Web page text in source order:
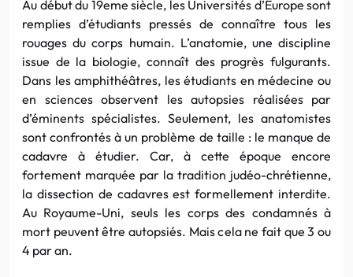
Au début du 19eme siècle, les Universités d’Europe sont
remplies d’étudiants pressés de connaître tous les
rouages du corps humain. L’anatomie, une discipline
issue de la biologie, connaît des progrès fulgurants.
Dans les amphithéâtres, les étudiants en médecine ou
en sciences observent les autopsies réalisées par
d’éminents spécialistes. Seulement, les anatomistes
sont confrontés à un problème de taille : le manque de
cadavre à étudier. Car, à cette époque encore
fortement marquée par la tradition judéo-chrétienne,
la dissection de cadavres est formellement interdite.
Au Royaume-Uni, seuls les corps des condamnés à
mort peuvent être autopsiés. Mais cela ne fait que 3 ou
4 par an.